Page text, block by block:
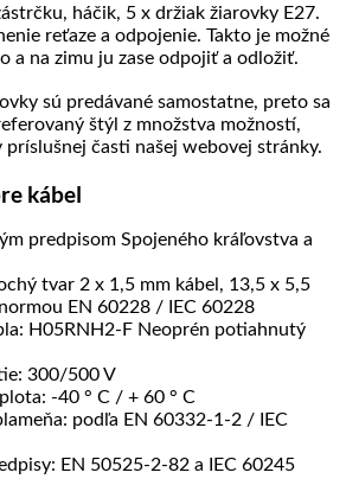
háčik, 5 x držiak žiarovky E27.
reťaze a odpojenie. Takto je možné
a na zimu ju zase odpojiť a odložiť.
sú predávané samostatne, preto sa
štýl z množstva možností,
príslušnej časti našej webovej stránky.
kábel
predpisom Spojeného kráľovstva a
tvar 2 x 1,5 mm kábel, 13,5 x 5,5
EN 60228 / IEC 60228
H05RNH2-F Neoprén potiahnutý
300/500 V
-40 ° C / + 60 ° C
podľa EN 60332-1-2 / IEC
EN 50525-2-82 a IEC 60245